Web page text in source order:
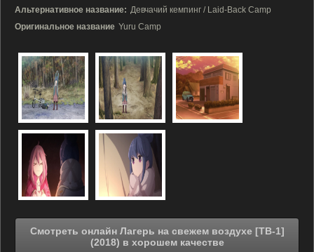
Альтернативное название: Девчачий кемпинг / Laid-Back Camp
Оригинальное название Yuru Camp
Смотреть онлайн Лагерь на свежем воздухе [ТВ-1]
(2018) в хорошем качестве